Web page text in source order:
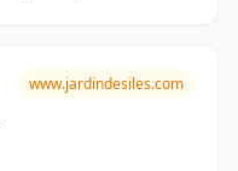
www.jardindesiles.com